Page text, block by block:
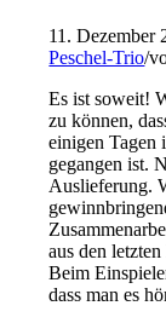
11. Dezember
Peschel-Trio/
Es ist soweit!
zu können,
einigen Tagen
gegangen ist.
Auslieferung.
aus den
Beim
dass man es